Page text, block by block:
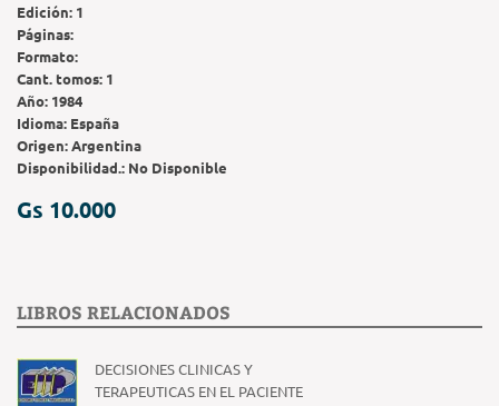
Edición: 1
Páginas:
Formato:
Cant. tomos: 1
Año: 1984
Idioma: España
Origen:Argentina
Disponibilidad.: No Disponible
Gs 10.000
LIBROS RELACIONADOS
DECISIONES CLINICAS Y
TERAPEUTICAS EN EL PACIENTE